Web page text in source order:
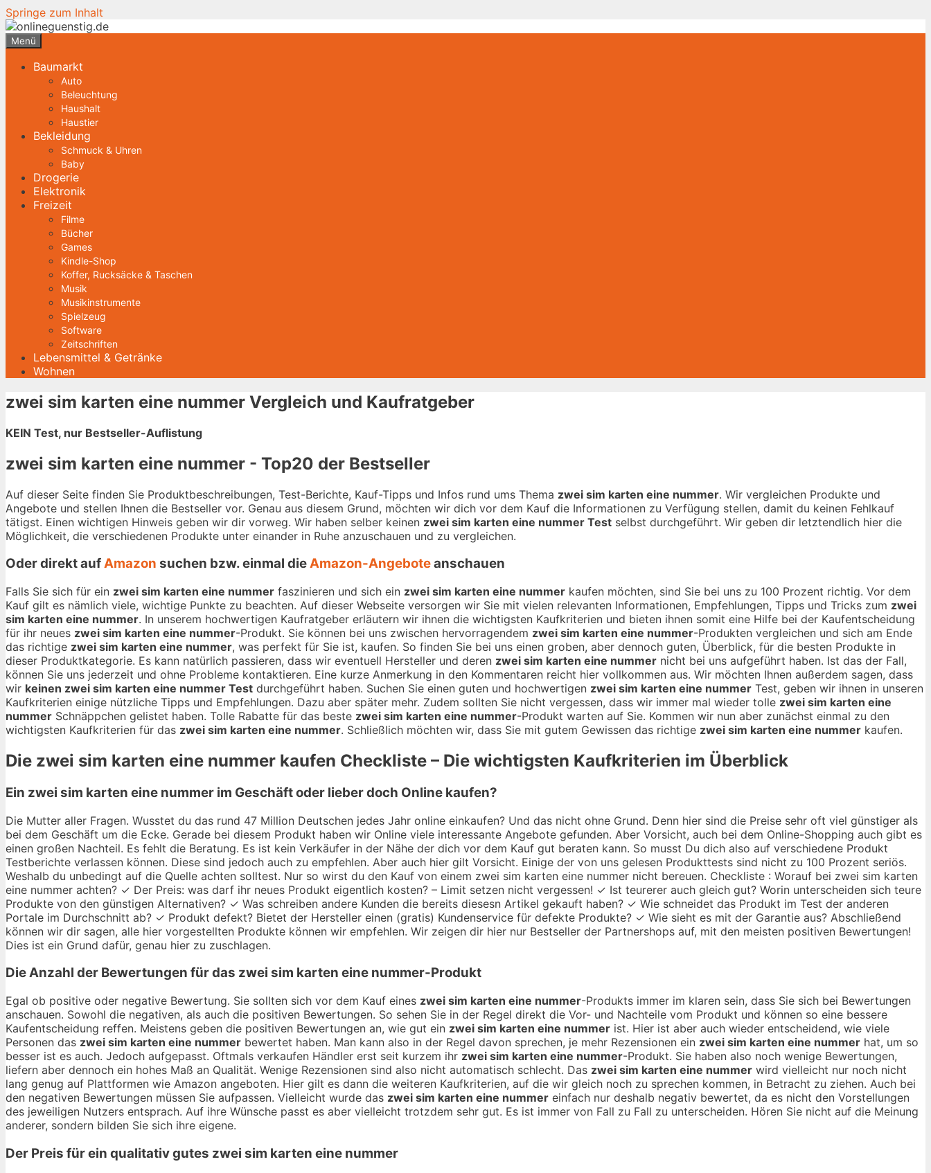
Springe zum Inhalt
Menü
Baumarkt
Auto
Beleuchtung
Haushalt
Haustier
Bekleidung
Schmuck & Uhren
Baby
Drogerie
Elektronik
Freizeit
Filme
Bücher
Games
Kindle-Shop
Koffer, Rucksäcke & Taschen
Musik
Musikinstrumente
Spielzeug
Software
Zeitschriften
Lebensmittel & Getränke
Wohnen
zwei sim karten eine nummer Vergleich und Kaufratgeber
KEIN Test, nur Bestseller-Auflistung
zwei sim karten eine nummer - Top20 der Bestseller
Auf dieser Seite finden Sie Produktbeschreibungen, Test-Berichte, Kauf-Tipps und Infos rund ums Thema zwei sim karten eine nummer. Wir vergleichen Produkte und
Angebote und stellen Ihnen die Bestseller vor. Genau aus diesem Grund, möchten wir dich vor dem Kauf die Informationen zu Verfügung stellen, damit du keinen Fehlkauf
tätigst. Einen wichtigen Hinweis geben wir dir vorweg. Wir haben selber keinen zwei sim karten eine nummer Test selbst durchgeführt. Wir geben dir letztendlich hier die
Möglichkeit, die verschiedenen Produkte unter einander in Ruhe anzuschauen und zu vergleichen.
Oder direkt aufAmazon suchen bzw. einmal dieAmazon-Angeboteanschauen
Falls Sie sich für ein zwei sim karten eine nummer faszinieren und sich ein zwei sim karten eine nummer kaufen möchten, sind Sie bei uns zu 100 Prozent richtig. Vor dem
Kauf gilt es nämlich viele, wichtige Punkte zu beachten. Auf dieser Webseite versorgen wir Sie mit vielen relevanten Informationen, Empfehlungen, Tipps und Tricks zum zwei
sim karten eine nummer. In unserem hochwertigen Kaufratgeber erläutern wir ihnen die wichtigsten Kaufkriterien und bieten ihnen somit eine Hilfe bei der Kaufentscheidung
für ihr neues zwei sim karten eine nummer-Produkt. Sie können bei uns zwischen hervorragendem zwei sim karten eine nummer-Produkten vergleichen und sich am Ende
das richtige zwei sim karten eine nummer, was perfekt für Sie ist, kaufen. So finden Sie bei uns einen groben, aber dennoch guten, Überblick, für die besten Produkte in
dieser Produktkategorie. Es kann natürlich passieren, dass wir eventuell Hersteller und deren zwei sim karten eine nummer nicht bei uns aufgeführt haben. Ist das der Fall,
können Sie uns jederzeit und ohne Probleme kontaktieren. Eine kurze Anmerkung in den Kommentaren reicht hier vollkommen aus. Wir möchten Ihnen außerdem sagen, dass
wir keinen zwei sim karten eine nummer Test durchgeführt haben. Suchen Sie einen guten und hochwertigen zwei sim karten eine nummer Test, geben wir ihnen in unseren
Kaufkriterien einige nützliche Tipps und Empfehlungen. Dazu aber später mehr. Zudem sollten Sie nicht vergessen, dass wir immer mal wieder tolle zwei sim karten eine
nummer Schnäppchen gelistet haben. Tolle Rabatte für das beste zwei sim karten eine nummer-Produkt warten auf Sie. Kommen wir nun aber zunächst einmal zu den
wichtigsten Kaufkriterien für das zwei sim karten eine nummer. Schließlich möchten wir, dass Sie mit gutem Gewissen das richtige zwei sim karten eine nummer kaufen.
Die zwei sim karten eine nummer kaufen Checkliste – Die wichtigsten Kaufkriterien im Überblick
Ein zwei sim karten eine nummer im Geschäft oder lieber doch Online kaufen?
Die Mutter aller Fragen. Wusstet du das rund 47 Million Deutschen jedes Jahr online einkaufen? Und das nicht ohne Grund. Denn hier sind die Preise sehr oft viel günstiger als
bei dem Geschäft um die Ecke. Gerade bei diesem Produkt haben wir Online viele interessante Angebote gefunden. Aber Vorsicht, auch bei dem Online-Shopping auch gibt es
einen großen Nachteil. Es fehlt die Beratung. Es ist kein Verkäufer in der Nähe der dich vor dem Kauf gut beraten kann. So musst Du dich also auf verschiedene Produkt
Testberichte verlassen können. Diese sind jedoch auch zu empfehlen. Aber auch hier gilt Vorsicht. Einige der von uns gelesen Produkttests sind nicht zu 100 Prozent seriös.
Weshalb du unbedingt auf die Quelle achten solltest. Nur so wirst du den Kauf von einem zwei sim karten eine nummer nicht bereuen. Checkliste : Worauf bei zwei sim karten
eine nummer achten? ✓ Der Preis: was darf ihr neues Produkt eigentlich kosten? – Limit setzen nicht vergessen! ✓ Ist teurerer auch gleich gut? Worin unterscheiden sich teure
Produkte von den günstigen Alternativen? ✓ Was schreiben andere Kunden die bereits diesesn Artikel gekauft haben? ✓ Wie schneidet das Produkt im Test der anderen
Portale im Durchschnitt ab? ✓ Produkt defekt? Bietet der Hersteller einen (gratis) Kundenservice für defekte Produkte? ✓ Wie sieht es mit der Garantie aus? Abschließend
können wir dir sagen, alle hier vorgestellten Produkte können wir empfehlen. Wir zeigen dir hier nur Bestseller der Partnershops auf, mit den meisten positiven Bewertungen!
Dies ist ein Grund dafür, genau hier zu zuschlagen.
Die Anzahl der Bewertungen für das zwei sim karten eine nummer-Produkt
Egal ob positive oder negative Bewertung. Sie sollten sich vor dem Kauf eines zwei sim karten eine nummer-Produkts immer im klaren sein, dass Sie sich bei Bewertungen
anschauen. Sowohl die negativen, als auch die positiven Bewertungen. So sehen Sie in der Regel direkt die Vor- und Nachteile vom Produkt und können so eine bessere
Kaufentscheidung reffen. Meistens geben die positiven Bewertungen an, wie gut ein zwei sim karten eine nummer ist. Hier ist aber auch wieder entscheidend, wie viele
Personen das zwei sim karten eine nummer bewertet haben. Man kann also in der Regel davon sprechen, je mehr Rezensionen ein zwei sim karten eine nummer hat, um so
besser ist es auch. Jedoch aufgepasst. Oftmals verkaufen Händler erst seit kurzem ihr zwei sim karten eine nummer-Produkt. Sie haben also noch wenige Bewertungen,
liefern aber dennoch ein hohes Maß an Qualität. Wenige Rezensionen sind also nicht automatisch schlecht. Das zwei sim karten eine nummer wird vielleicht nur noch nicht
lang genug auf Plattformen wie Amazon angeboten. Hier gilt es dann die weiteren Kaufkriterien, auf die wir gleich noch zu sprechen kommen, in Betracht zu ziehen. Auch bei
den negativen Bewertungen müssen Sie aufpassen. Vielleicht wurde das zwei sim karten eine nummer einfach nur deshalb negativ bewertet, da es nicht den Vorstellungen
des jeweiligen Nutzers entsprach. Auf ihre Wünsche passt es aber vielleicht trotzdem sehr gut. Es ist immer von Fall zu Fall zu unterscheiden. Hören Sie nicht auf die Meinung
anderer, sondern bilden Sie sich ihre eigene.
Der Preis für ein qualitativ gutes zwei sim karten eine nummer